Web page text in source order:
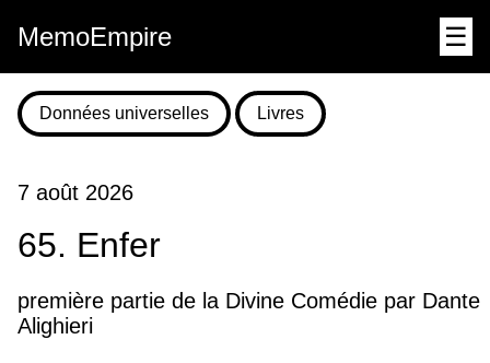
MemoEmpire ☰
Données universelles Livres
7 août 2026
65. Enfer
première partie de la Divine Comédie par Dante
Alighieri